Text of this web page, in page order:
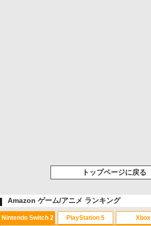
トップページに戻る
Amazon ゲーム/アニメ ランキング
Nintendo Switch 2 PlayStation 5 Xbox